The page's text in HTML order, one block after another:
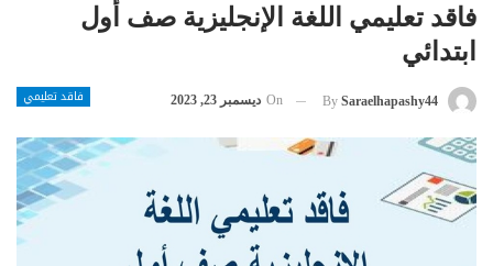
فاقد تعليمي اللغة الإنجليزية صف أول
ابتدائي
فاقد تعليمي By Saraelhapashy44
On ديسمبر 23, 2023